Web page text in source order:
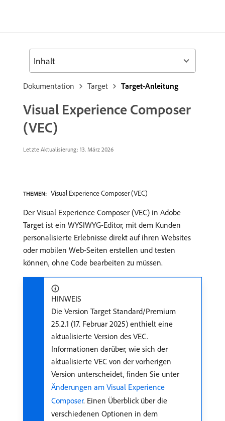
Dokumentation Target Target-Anleitung
Visual Experience Composer
(VEC)
Letzte Aktualisierung: 13. März 2026
THEMEN: Visual Experience Composer (VEC)
Der Visual Experience Composer (VEC) in Adobe
Target ist ein WYSIWYG-Editor, mit dem Kunden
personalisierte Erlebnisse direkt auf ihren Websites
oder mobilen Web-Seiten erstellen und testen
können, ohne Code bearbeiten zu müssen.
HINWEIS
Die Version Target Standard/Premium
25.2.1 (17. Februar 2025) enthielt eine
aktualisierte Version des VEC.
Informationen darüber, wie sich der
aktualisierte VEC von der vorherigen
Version unterscheidet, finden Sie unter
Änderungen am Visual Experience
Composer. Einen Überblick über die
verschiedenen Optionen in dem
Inhalt